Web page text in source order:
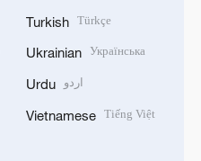
Turkish Türkçe
Ukrainian Українська
Urdu اردو
Vietnamese Tiếng Việt